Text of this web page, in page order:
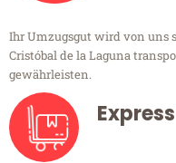
Ihr Umzugsgut wird von uns
Cristóbal de la Laguna
gewährleisten.